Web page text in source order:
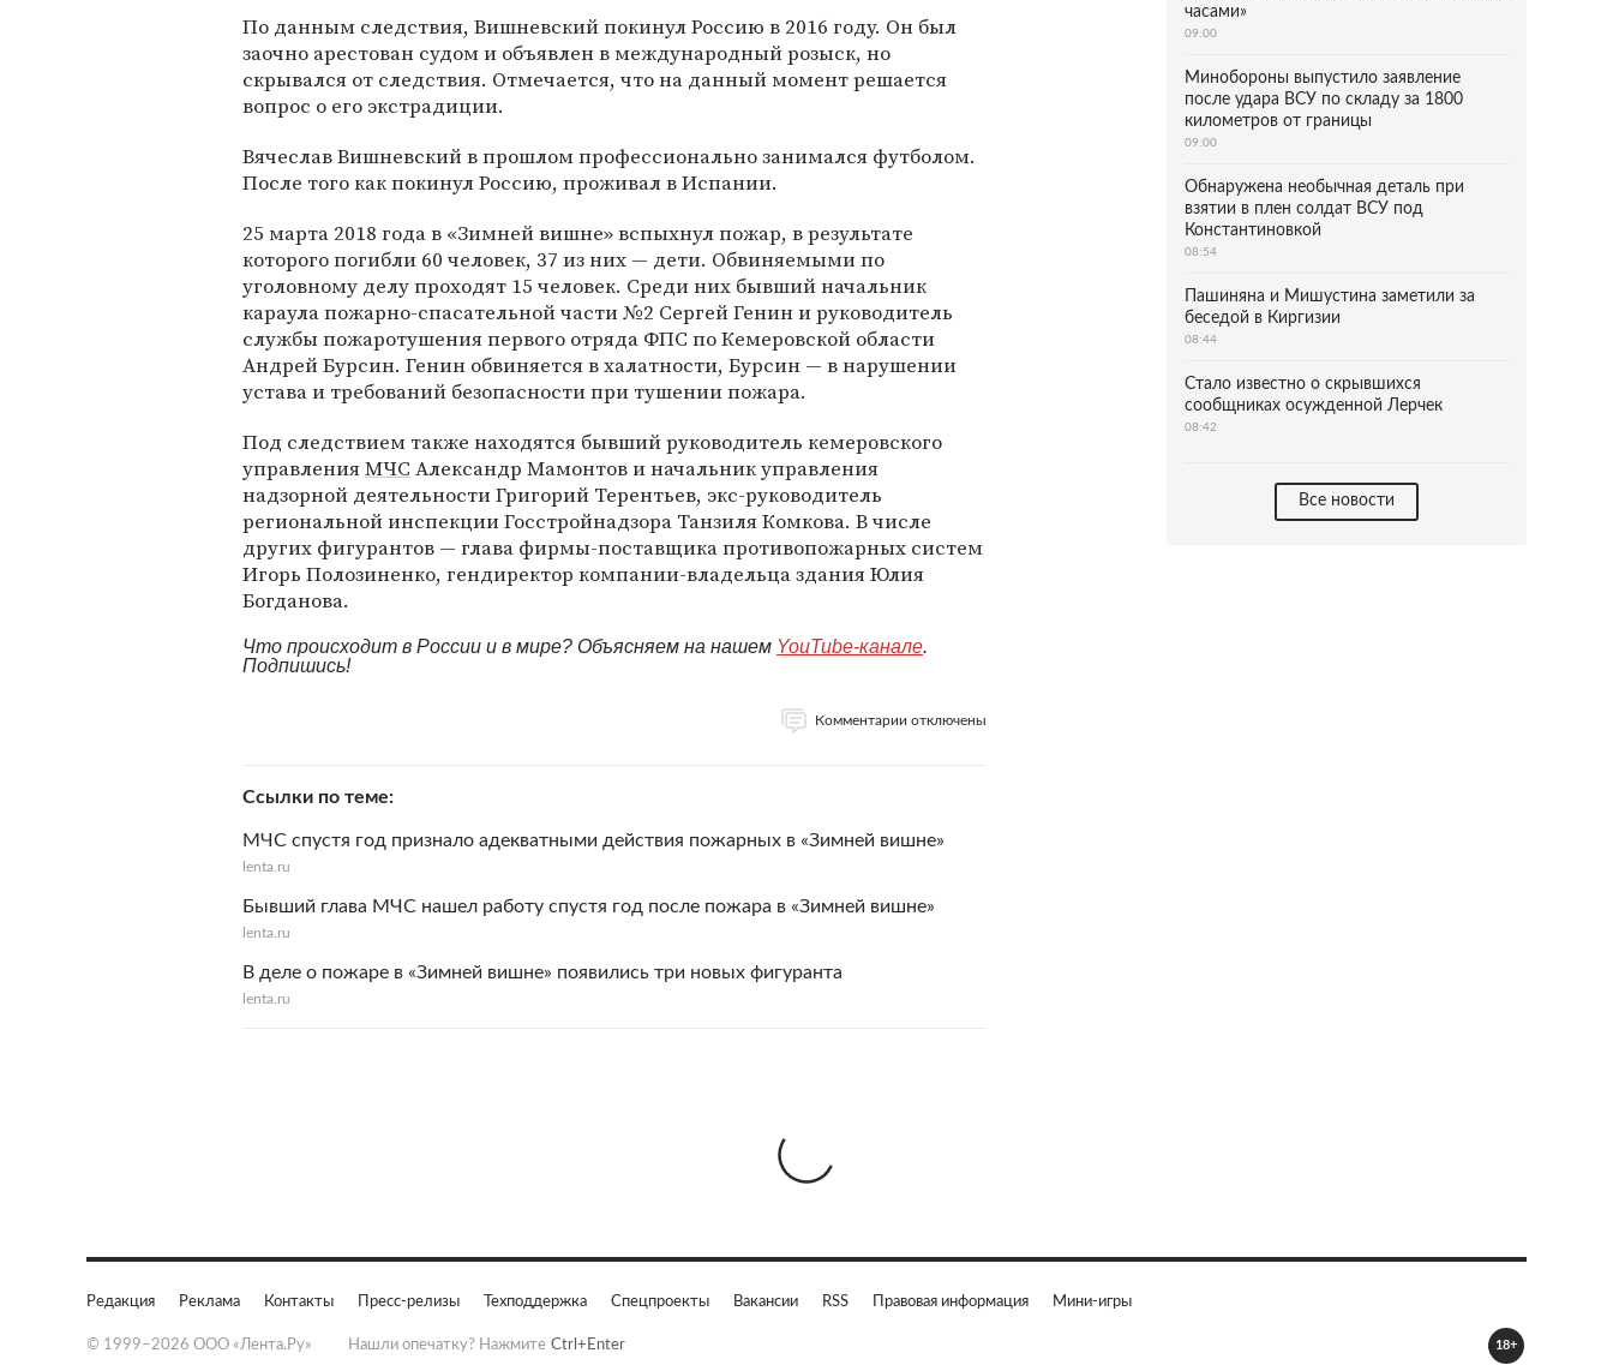
По данным следствия, Вишневский покинул Россию в 2016 году. Он был
заочно арестован судом и объявлен в международный розыск, но
скрывался от следствия. Отмечается, что на данный момент решается
вопрос о его экстрадиции.
Вячеслав Вишневский в прошлом профессионально занимался футболом.
После того как покинул Россию, проживал в Испании.
25 марта 2018 года в «Зимней вишне» вспыхнул пожар, в результате
которого погибли 60 человек, 37 из них — дети. Обвиняемыми по
уголовному делу проходят 15 человек. Среди них бывший начальник
караула пожарно-спасательной части №2 Сергей Генин и руководитель
службы пожаротушения первого отряда ФПС по Кемеровской области
Андрей Бурсин. Генин обвиняется в халатности, Бурсин — в нарушении
устава и требований безопасности при тушении пожара.
Под следствием также находятся бывший руководитель кемеровского
управленияМЧС Александр Мамонтов и начальник управления
надзорной деятельности Григорий Терентьев, экс-руководитель
региональной инспекции Госстройнадзора Танзиля Комкова. В числе
других фигурантов — глава фирмы-поставщика противопожарных систем
Игорь Полозиненко, гендиректор компании-владельца здания Юлия
Богданова.
Что происходит в России и в мире? Объясняем на нашем YouTube-канале.
Подпишись!
Комментарии отключены
Ссылки по теме
МЧС спустя год признало адекватными действия пожарных в «Зимней вишне»
lenta.ru
Бывший глава МЧС нашел работу спустя год после пожара в «Зимней вишне»
lenta.ru
В деле о пожаре в «Зимней вишне» появились три новых фигуранта
lenta.ru
часами»
09:00
Минобороны выпустило заявление
после удара ВСУ по складу за 1800
километров от границы
09:00
Обнаружена необычная деталь при
взятии в плен солдат ВСУ под
Константиновкой
08:54
Пашиняна и Мишустина заметили за
беседой в Киргизии
08:44
Стало известно о скрывшихся
сообщниках осужденной Лерчек
08:42
Все новости
Редакция Реклама Контакты Пресс-релизы Техподдержка Спецпроекты Вакансии RSS Правовая информация Мини-игры
© 1999–2026 ООО «Лента.Ру» Нашли опечатку? Нажмите Ctrl+Enter 18+